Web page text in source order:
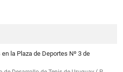
la Plaza de Deportes Nº 3 de